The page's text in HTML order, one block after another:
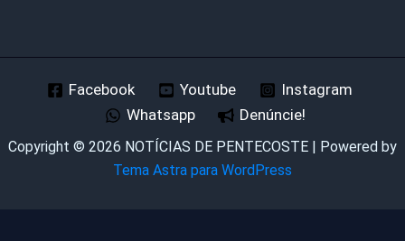
Facebook Youtube
Instagram
Whatsapp
Denúncie!
Copyright © 2026 NOTÍCIAS DE PENTECOSTE | Powered by
Tema Astra para WordPress